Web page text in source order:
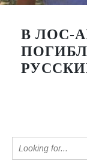
В ЛОС-